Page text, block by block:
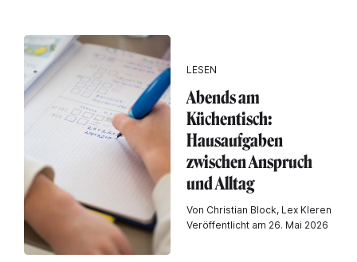
LESEN
Abends am
Küchentisch:
Hausaufgaben
zwischen Anspruch
und Alltag
Von Christian Block, Lex Kleren
Veröffentlicht am 26. Mai 2026